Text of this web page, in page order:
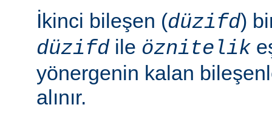
İkinci bileşen (düzifd)
düzifdile öznitelik
yönergenin kalan
alınır.